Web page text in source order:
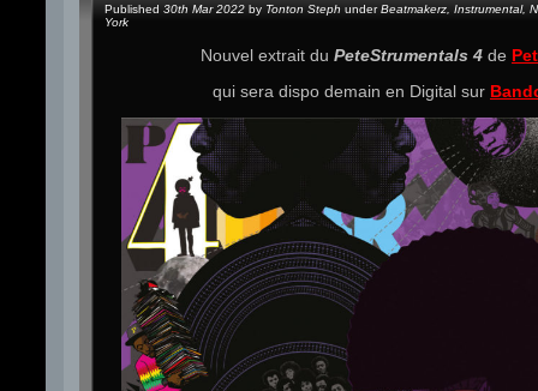
Published 30th Mar 2022 by Tonton Steph underBeatmakerz Instrumental,
York
Nouvel extrait du PeteStrumentals 4 de
qui sera dispo demain en Digital sur